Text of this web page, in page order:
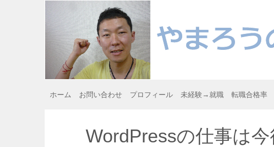
ホーム お問い合わせ プロフィール 未経験→就職 転職合格率
WordPressの仕事は